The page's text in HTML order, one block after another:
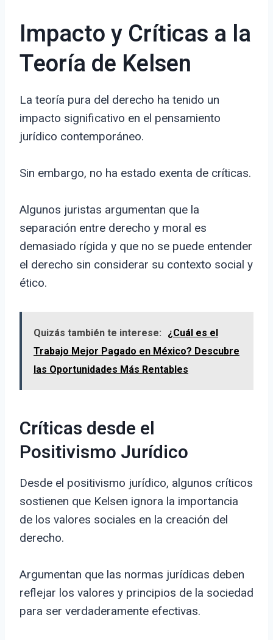
Impacto y Críticas a la
Teoría de Kelsen
La teoría pura del derecho ha tenido un
impacto significativo en el pensamiento
jurídico contemporáneo.
Sin embargo, no ha estado exenta de críticas.
Algunos juristas argumentan que la
separación entre derecho y moral es
demasiado rígida y que no se puede entender
el derecho sin considerar su contexto social y
ético.
Quizás también te interese:
¿Cuál es el
Trabajo Mejor Pagado en México? Descubre
las Oportunidades Más Rentables
Críticas desde el
Positivismo Jurídico
Desde el positivismo jurídico, algunos críticos
sostienen que Kelsen ignora la importancia
de los valores sociales en la creación del
derecho.
Argumentan que las normas jurídicas deben
reflejar los valores y principios de la sociedad
para ser verdaderamente efectivas.